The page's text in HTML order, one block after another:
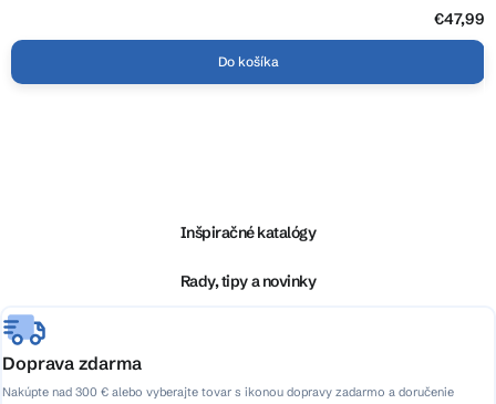
€47,99
Do košíka
e
Inšpiračné katalógy
Rady, tipy a novinky
Doprava zdarma
Nakúpte nad 300 € alebo vyberajte tovar s ikonou dopravy zadarmo a doručenie